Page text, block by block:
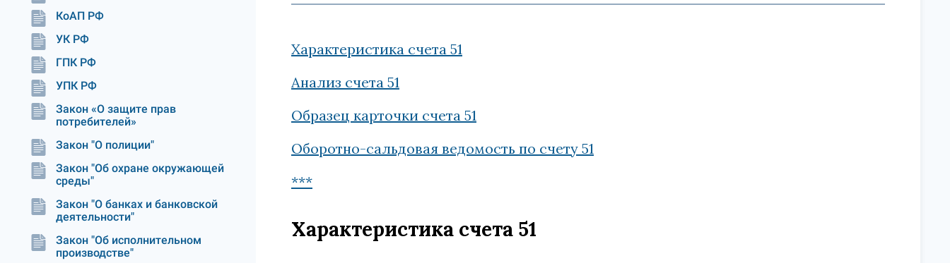
КоАП РФ
УК РФ
ГПК РФ
УПК РФ
Закон «О защите прав
потребителей»
Закон "О полиции"
Закон "Об охране окружающей
среды"
Закон "О банках и банковской
деятельности"
Закон "Об исполнительном
производстве"
Характеристика счета 51
Анализ счета 51
Образец карточки счета 51
Оборотно-сальдовая ведомость по счету 51
***
Характеристика счета 51